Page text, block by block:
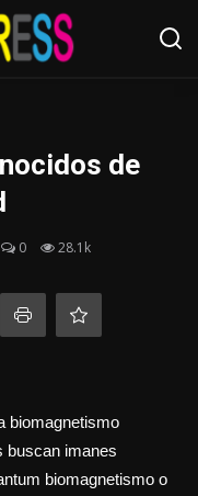
de
0 28.1k
biomagnetismo
buscan imanes
biomagnetismo o